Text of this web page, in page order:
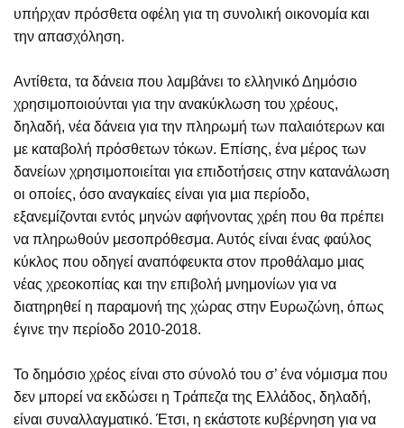
υπήρχαν πρόσθετα οφέλη για τη συνολική οικονομία και
την απασχόληση.
Αντίθετα, τα δάνεια που λαμβάνει το ελληνικό Δημόσιο
χρησιμοποιούνται για την ανακύκλωση του χρέους,
δηλαδή, νέα δάνεια για την πληρωμή των παλαιότερων και
με καταβολή πρόσθετων τόκων. Επίσης, ένα μέρος των
δανείων χρησιμοποιείται για επιδοτήσεις στην κατανάλωση
οι οποίες, όσο αναγκαίες είναι για μια περίοδο,
εξανεμίζονται εντός μηνών αφήνοντας χρέη που θα πρέπει
να πληρωθούν μεσοπρόθεσμα. Αυτός είναι ένας φαύλος
κύκλος που οδηγεί αναπόφευκτα στον προθάλαμο μιας
νέας χρεοκοπίας και την επιβολή μνημονίων για να
διατηρηθεί η παραμονή της χώρας στην Ευρωζώνη, όπως
έγινε την περίοδο 2010-2018.
Το δημόσιο χρέος είναι στο σύνολό του σ’ ένα νόμισμα που
δεν μπορεί να εκδώσει η Τράπεζα της Ελλάδος, δηλαδή,
είναι συναλλαγματικό. Έτσι, η εκάστοτε κυβέρνηση για να